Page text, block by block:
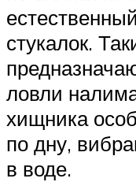
стукалок.
ловли
хищника
по дну,
в воде.